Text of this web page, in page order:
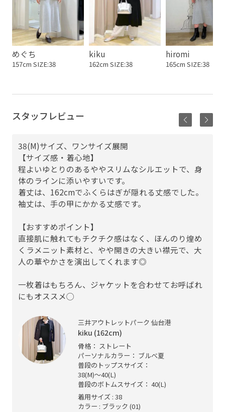
めぐち
157cm SIZE:38
kiku
162cm SIZE:38
hiromi
165cm SIZE:38
スタッフレビュー
38(M)サイズ、ワンサイズ展開
【サイズ感・着心地】
程よいゆとりのあるややスリムなシルエットで、身
体のラインに添いやすいです。
着丈は、162cmでふくらはぎが隠れる丈感でした。
袖丈は、手の甲にかかる丈感です。
【おすすめポイント】
直接肌に触れてもチクチク感はなく、ほんのり煌め
くラメニット素材と、やや開きの大きい襟元で、大
人の華やかさを演出してくれます◎
一枚着はもちろん、ジャケットを合わせてお呼ばれ
にもオススメ◯
三井アウトレットパーク 仙台港
kiku (162cm)
骨格： ストレート
パーソナルカラー： ブルべ夏
普段のトップスサイズ：
38(M)〜40(L)
普段のボトムスサイズ： 40(L)
着用サイズ : 38
カラー : ブラック (01)